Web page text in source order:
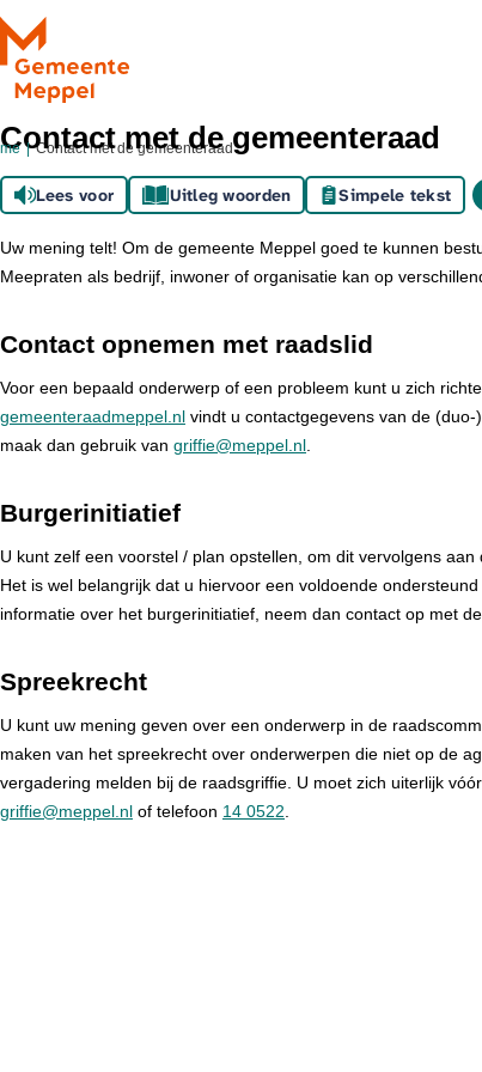
Ga naar de inhoud
Contact met de gemeenteraad
Contact met de gemeenteraad
Lees voor Uitleg woorden Simpele tekst
Uw mening telt! Om de gemeente Meppel goed te kunnen
Meepraten als bedrijf, inwoner of organisatie kan op
Contact opnemen met raadslid
Voor een bepaald onderwerp of een probleem kunt u zich
gemeenteraadmeppel.nl vindt u contactgegevens van de
maak dan gebruik van griffie@meppel.nl
Burgerinitiatief
U kunt zelf een voorstel / plan opstellen, om dit vervolgens
Het is wel belangrijk dat u hiervoor een voldoende
informatie over het burgerinitiatief, neem dan contact op met
Spreekrecht
U kunt uw mening geven over een onderwerp in de
maken van het spreekrecht over onderwerpen die niet op de
vergadering melden bij de raadsgriffie. U moet zich uiterlijk
griffie@meppel.nl of telefoon 14 0522